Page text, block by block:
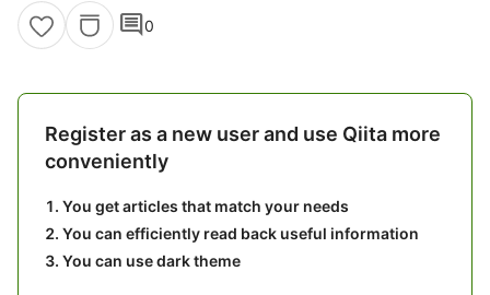
comment0
Register as a new user and use Qiita more
conveniently
You get articles that match your needs
You can efficiently read back useful information
You can use dark theme